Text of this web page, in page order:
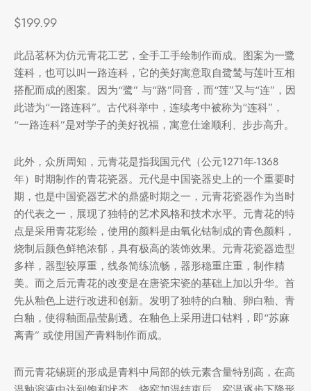
$199.99
此品茗杯为仿元青花工艺，全手工手绘制作而成。图案为一鹭
莲科，也可以叫一路连科，它的美好寓意取自鹭鸶与莲叶互相
搭配而成的图案。因为“鹭” 与“路”同音，而“莲”又与“连”，因
此谐为“一路连科”。古代科举中，连续考中被称为“连科”，
“一路连科”是对学子的美好祝福，寓意仕途顺利、步步高升。
此外，众所周知，元青花是指我国元代（公元1271年-1368
年）时期制作的青花瓷器。元代是中国瓷器史上的一个重要时
期，也是中国瓷器艺术的鼎盛时期之一，元青花瓷器作为当时
的代表之一，展现了独特的艺术风格和技术水平。元青花的特
点是采用青花彩绘，使用的颜料是由氧化钴制成的青色颜料，
烧制后颜色鲜艳浓郁，具有极高的装饰效果。元青花瓷器造型
多样，器型较厚重，线条简练流畅，器形稳重庄重，制作精
美。而之后元青花的改变是在唐瓷宋瓷的基础上加以升华。首
先从釉色上进行改进和创新。发明了独特的白釉、卵白釉、青
白釉，使得釉面晶莹剔透。在釉色上采用进口钴料，即“苏麻
离青” 或使用国产青料制作而成。
而元青花锡斑的形成是青料中局部的铁元素含量特别高，在高
茶
国茶
品
分类
分类
因含量分类
分类
茶坊
装
具
储